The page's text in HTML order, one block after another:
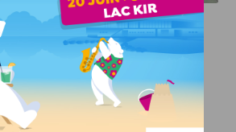
INFOS SPORT
DFCO : Rencontre avec Pierre-Henri
Deballon, l’artisan de la montée en
Ligue 2
7 AOÛT, 2026
Le DFCO est de retour en Ligue 2 après trois ans
d’absence. La saison...